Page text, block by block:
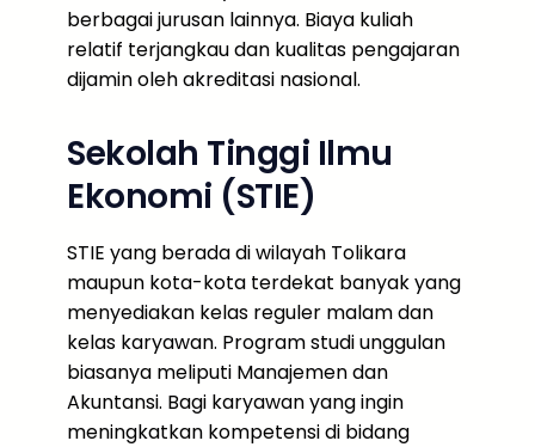
berbagai jurusan lainnya. Biaya kuliah
relatif terjangkau dan kualitas pengajaran
dijamin oleh akreditasi nasional.
Sekolah Tinggi Ilmu
Ekonomi (STIE)
STIE yang berada di wilayah Tolikara
maupun kota-kota terdekat banyak yang
menyediakan kelas reguler malam dan
kelas karyawan. Program studi unggulan
biasanya meliputi Manajemen dan
Akuntansi. Bagi karyawan yang ingin
meningkatkan kompetensi di bidang